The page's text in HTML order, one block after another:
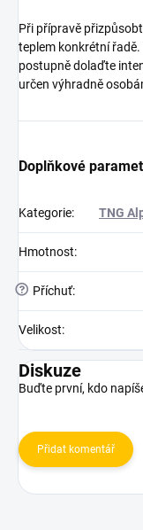
Při přípravě
teplem konkrétní
postupně dolaďte
určen výhradně
Doplňkové
Kategorie: TNG
Hmotnost:
? Příchuť:
Velikost:
Diskuze
Buďte první, kdo
Přidat komentář